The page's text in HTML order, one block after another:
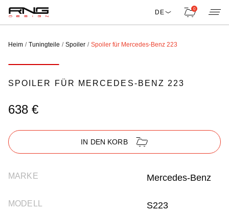
DE 0
Heim Tuningteile Spoiler Spoiler für Mercedes-Benz 223
SPOILER FÜR MERCEDES-BENZ 223
638 €
IN DEN KORB
MARKE Mercedes-Benz
MODELL S223